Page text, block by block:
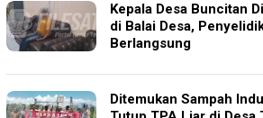
Kepala Desa Buncitan
di Balai Desa,
Berlangsung
Ditemukan Sampah